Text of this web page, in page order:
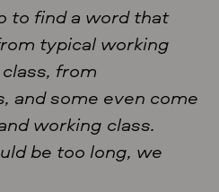
to find a word that
typical working
from
and some even come
working class.
be too long, we